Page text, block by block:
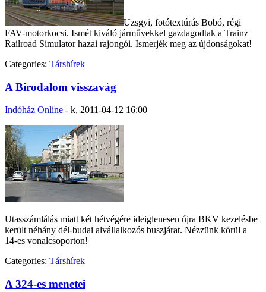
Uzsgyi, fotótextúrás Bobó, régi
FAV-motorkocsi. Ismét kiváló járművekkel gazdagodtak a Trainz
Railroad Simulator hazai rajongói. Ismerjék meg az újdonságokat!
Categories: Társhírek
A Birodalom visszavág
Indóház Online - k, 2011-04-12 16:00
Utasszámlálás miatt két hétvégére ideiglenesen újra BKV kezelésbe
került néhány dél-budai alvállalkozós buszjárat. Nézzünk körül a
14-es vonalcsoporton!
Categories: Társhírek
A 324-es menetei